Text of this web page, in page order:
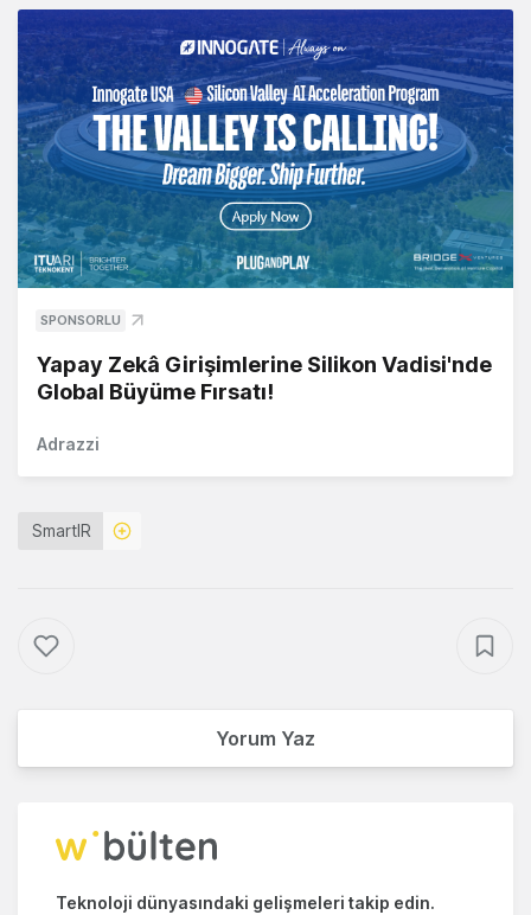
SPONSORLU
Yapay Zekâ Girişimlerine Silikon Vadisi'nde
Global Büyüme Fırsatı!
Adrazzi
SmartIR
Yorum Yaz
Teknoloji dünyasındaki gelişmeleri takip edin.